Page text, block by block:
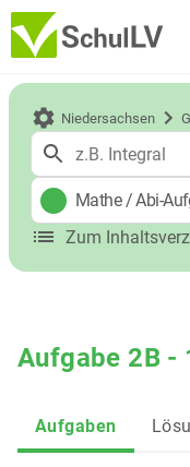
Niedersachsen
Mathe/Abi-
Zum
Aufgabe 2B -
Aufgaben